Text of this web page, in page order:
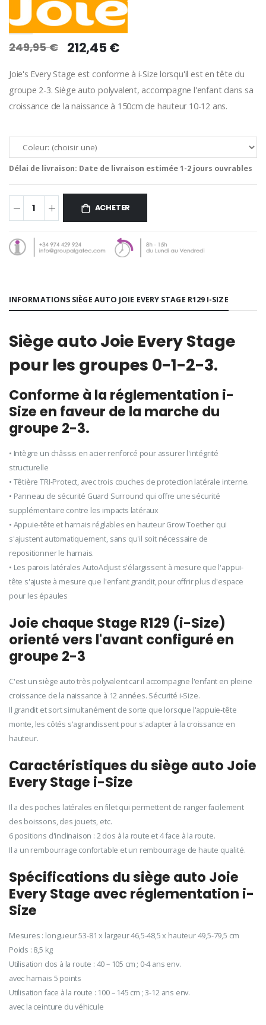
249,95 € 212,45 €
Joie's Every Stage est conforme à i-Size lorsqu'il est en tête du
groupe 2-3. Siège auto polyvalent, accompagne l'enfant dans sa
croissance de la naissance à 150cm de hauteur 10-12 ans.
Délai de livraison: Date de livraison estimée 1-2 jours ouvrables
ACHETER
INFORMATIONS SIÈGE AUTO JOIE EVERY STAGE R129 I-SIZE
Siège auto Joie Every Stage
pour les groupes 0-1-2-3.
Conforme à la réglementation i-
Size en faveur de la marche du
groupe 2-3.
• Intègre un châssis en acier renforcé pour assurer l'intégrité
structurelle
• Têtière TRI-Protect, avec trois couches de protection latérale interne.
• Panneau de sécurité Guard Surround qui offre une sécurité
supplémentaire contre les impacts latéraux
• Appuie-tête et harnais réglables en hauteur Grow Toether qui
s'ajustent automatiquement, sans qu'il soit nécessaire de
repositionner le harnais.
• Les parois latérales AutoAdjust s'élargissent à mesure que l'appui-
tête s'ajuste à mesure que l'enfant grandit, pour offrir plus d'espace
pour les épaules
Joie chaque Stage R129 (i-Size)
orienté vers l'avant configuré en
groupe 2-3
C'est un siège auto très polyvalent car il accompagne l'enfant en pleine
croissance de la naissance à 12 années. Sécurité i-Size.
Il grandit et sort simultanément de sorte que lorsque l'appuie-tête
monte, les côtés s'agrandissent pour s'adapter à la croissance en
hauteur.
Caractéristiques du siège auto Joie
Every Stage i-Size
Il a des poches latérales en filet qui permettent de ranger facilement
des boissons, des jouets, etc.
6 positions d'inclinaison : 2 dos à la route et 4 face à la route.
Il a un rembourrage confortable et un rembourrage de haute qualité.
Spécifications du siège auto Joie
Every Stage avec réglementation i-
Size
Mesures : longueur 53-81 x largeur 46,5-48,5 x hauteur 49,5-79,5 cm
Poids : 8,5 kg
Utilisation dos à la route : 40 – 105 cm ; 0-4 ans env.
avec harnais 5 points
Utilisation face à la route : 100 – 145 cm ; 3-12 ans env.
avec la ceinture du véhicule